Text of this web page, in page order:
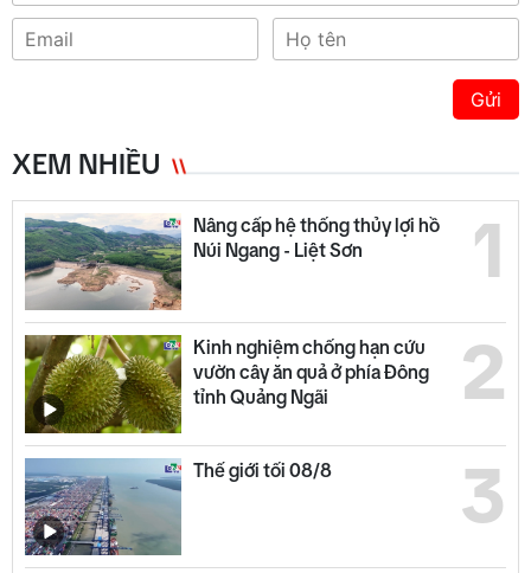
Gửi
XEM NHIỀU
1
Nâng cấp hệ thống thủy lợi hồ
Núi Ngang - Liệt Sơn
2
Kinh nghiệm chống hạn cứu
vườn cây ăn quả ở phía Đông
tỉnh Quảng Ngãi
3
Thế giới tối 08/8